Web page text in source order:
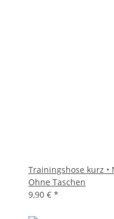
Trainingshose kurz •
Ohne Taschen
9,90 € *